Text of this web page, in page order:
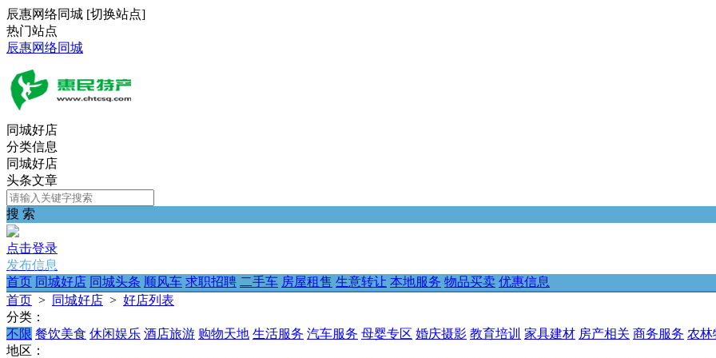
辰惠网络同城 [切换站点]
热门站点
辰惠网络同城
同城好店
分类信息
同城好店
头条文章
搜 索
点击登录
发布信息
首页 同城好店 同城头条 顺风车 求职招聘 二手车 房屋租售 生意转让 本地服务 物品买卖 优惠信息
首页 > 同城好店 > 好店列表
分类：
不限 餐饮美食 休闲娱乐 酒店旅游 购物天地 生活服务 汽车服务 母婴专区 婚庆摄影 教育培训 家具建材 房产相关 商务服务 农林
地区：